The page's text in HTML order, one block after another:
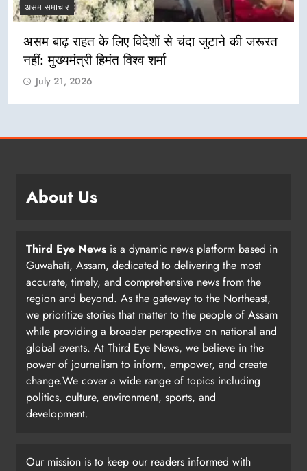
असम समाचार
असम बाढ़ राहत के लिए विदेशों से चंदा जुटाने की जरूरत
नहीं: मुख्यमंत्री हिमंत विश्व शर्मा
July 21, 2026
About Us
Third Eye News is a dynamic news platform based in
Guwahati, Assam, dedicated to delivering the most
accurate, timely, and comprehensive news from the
region and beyond. As the gateway to the Northeast,
we prioritize stories that matter to the people of Assam
while providing a broader perspective on national and
global events. At Third Eye News, we believe in the
power of journalism to inform, empower, and create
change.We cover a wide range of topics including
politics, culture, environment, sports, and
development.
Our mission is to keep our readers informed with